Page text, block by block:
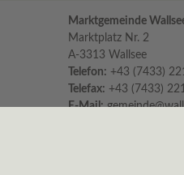
Marktgemeinde
Marktplatz Nr. 2
A-3313 Wallsee
Telefon: +43 (7433)
Telefax: +43 (7433)
E-Mail: